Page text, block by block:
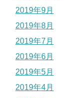
2019年9月
2019年8月
2019年7月
2019年6月
2019年5月
2019年4月